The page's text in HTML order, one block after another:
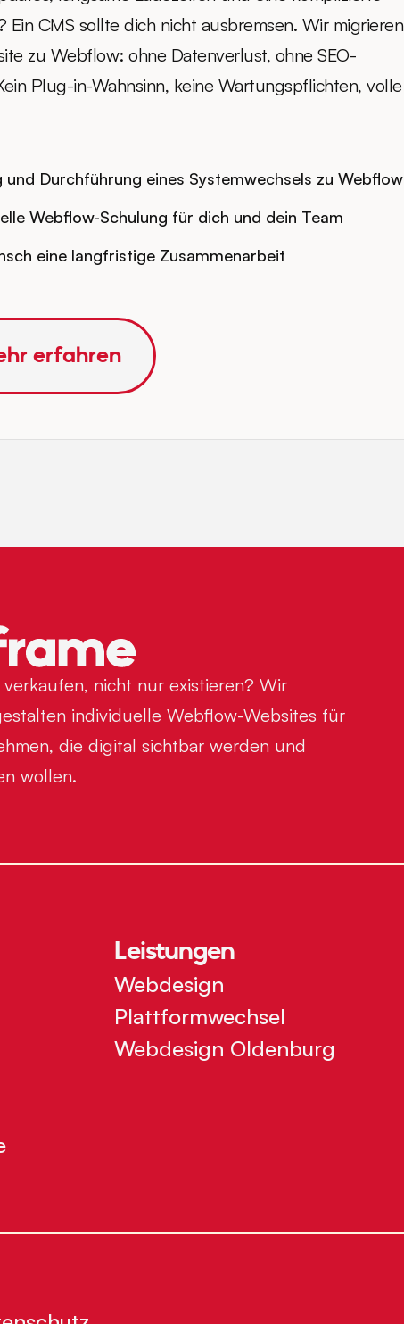
Ein CMS sollte dich nicht ausbremsen. Wir migrieren
zu Webflow: ohne Datenverlust, ohne SEO-
Plug-in-Wahnsinn, keine Wartungspflichten, volle
und Durchführung eines Systemwechsels zu Webflow
Webflow-Schulung für dich und dein Team
eine langfristige Zusammenarbeit
erfahren
nicht nur existieren? Wir
individuelle Webflow-Websites für
die digital sichtbar werden und
wollen.
Leistungen
Webdesign
Plattformwechsel
Webdesign Oldenburg